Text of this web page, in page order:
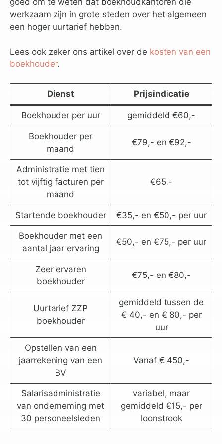
werkzaam zijn in grote steden over het algemeen
een hoger uurtarief hebben.
Lees ook zeker ons artikel over de kosten van een
boekhouder.
Dienst Prijsindicatie
Boekhouder per uur gemiddeld €60,-
Boekhouder per
maand
€79,- en €92,-
Administratie met tien
tot vijftig facturen per
maand
€65,-
Startende boekhouder €35,- en €50,- per uur
Boekhouder met een
aantal jaar ervaring
€50,- en €75,- per uur
Zeer ervaren
boekhouder
€75,- en €80,-
Uurtarief ZZP
boekhouder
gemiddeld tussen de
€ 40,- en € 80,- per
uur
Opstellen van een
jaarrekening van een
BV
Vanaf € 450,-
Salarisadministratie
van onderneming met
30 personeelsleden
variabel, maar
gemiddeld €15,- per
loonstrook